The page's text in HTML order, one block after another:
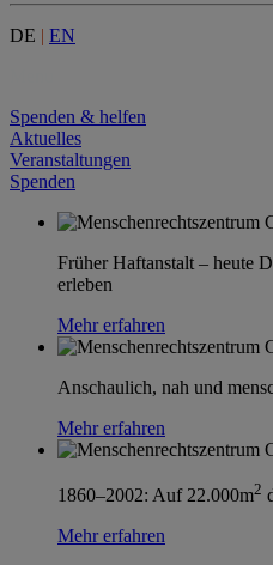
DE | EN
Spenden & helfen
Aktuelles
Veranstaltungen
Spenden
Früher Haftanstalt – heute
erleben
Mehr erfahren
Anschaulich, nah und
Mehr erfahren
1860–2002: Auf 22.000m2
Mehr erfahren